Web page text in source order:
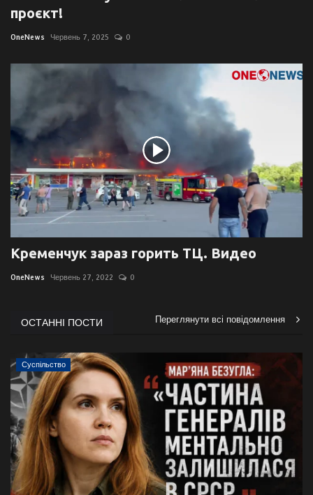
проєкт!
OneNews Червень 7, 2025 0
Кременчук зараз горить ТЦ. Видео
OneNews Червень 27, 2022 0
ОСТАННІ ПОСТИ Переглянути всі повідомлення
Суспільство